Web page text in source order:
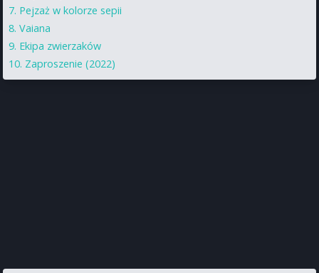
Pejzaż w kolorze sepii
Vaiana
Ekipa zwierzaków
Zaproszenie (2022)